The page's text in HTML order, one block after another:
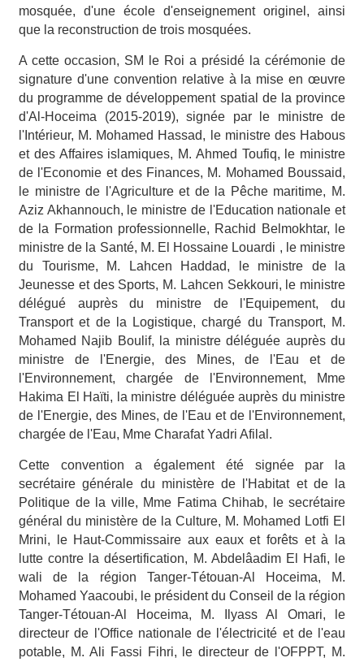
mosquée, d'une école d'enseignement originel, ainsi
que la reconstruction de trois mosquées.
A cette occasion, SM le Roi a présidé la cérémonie de
signature d'une convention relative à la mise en œuvre
du programme de développement spatial de la province
d'Al-Hoceima (2015-2019), signée par le ministre de
l'Intérieur, M. Mohamed Hassad, le ministre des Habous
et des Affaires islamiques, M. Ahmed Toufiq, le ministre
de l'Economie et des Finances, M. Mohamed Boussaid,
le ministre de l'Agriculture et de la Pêche maritime, M.
Aziz Akhannouch, le ministre de l'Education nationale et
de la Formation professionnelle, Rachid Belmokhtar, le
ministre de la Santé, M. El Hossaine Louardi , le ministre
du Tourisme, M. Lahcen Haddad, le ministre de la
Jeunesse et des Sports, M. Lahcen Sekkouri, le ministre
délégué auprès du ministre de l'Equipement, du
Transport et de la Logistique, chargé du Transport, M.
Mohamed Najib Boulif, la ministre déléguée auprès du
ministre de l'Energie, des Mines, de l'Eau et de
l'Environnement, chargée de l'Environnement, Mme
Hakima El Haïti, la ministre déléguée auprès du ministre
de l'Energie, des Mines, de l'Eau et de l'Environnement,
chargée de l'Eau, Mme Charafat Yadri Afilal.
Cette convention a également été signée par la
secrétaire générale du ministère de l'Habitat et de la
Politique de la ville, Mme Fatima Chihab, le secrétaire
général du ministère de la Culture, M. Mohamed Lotfi El
Mrini, le Haut-Commissaire aux eaux et forêts et à la
lutte contre la désertification, M. Abdelâadim El Hafi, le
wali de la région Tanger-Tétouan-Al Hoceima, M.
Mohamed Yaacoubi, le président du Conseil de la région
Tanger-Tétouan-Al Hoceima, M. Ilyass Al Omari, le
directeur de l'Office nationale de l'électricité et de l'eau
potable, M. Ali Fassi Fihri, le directeur de l'OFPPT, M.